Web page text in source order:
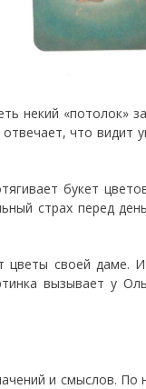
некий «потолок»
что видит
букет
страх перед
цветы своей даме.
вызывает у
и смыслов. По